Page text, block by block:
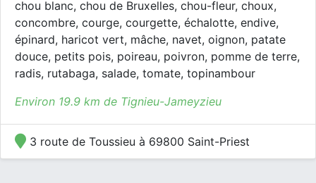
chou blanc, chou de Bruxelles, chou-fleur, choux,
concombre, courge, courgette, échalotte, endive,
épinard, haricot vert, mâche, navet, oignon, patate
douce, petits pois, poireau, poivron, pomme de terre,
radis, rutabaga, salade, tomate, topinambour
Environ 19.9 km de Tignieu-Jameyzieu
3 route de Toussieu à 69800 Saint-Priest